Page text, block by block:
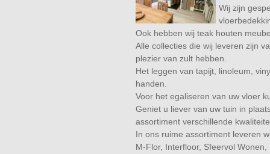
Wij zijn
Ook hebben wij teak houten
Alle collecties die wij leveren zijn
plezier van zult hebben.
Het leggen van tapijt, linoleum,
handen.
Voor het egaliseren van uw vloer
Geniet u liever van uw tuin in
assortiment verschillende
In ons ruime assortiment leveren
M-Flor, Interfloor, Sfeervol